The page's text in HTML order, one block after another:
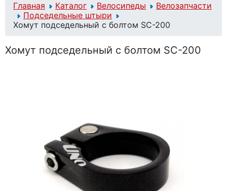
Главная Каталог Велосипеды
Велозапчасти
Подседельные штыри
Хомут подседельный с болтом SC-200
Хомут подседельный с болтом SC-200